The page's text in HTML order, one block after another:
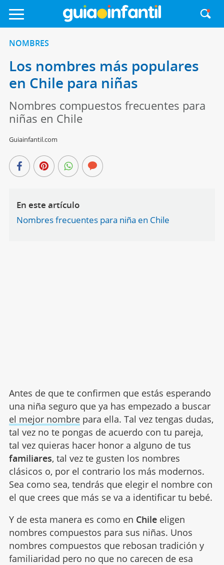
NOMBRES
Los nombres más populares
en Chile para niñas
Nombres compuestos frecuentes para
niñas en Chile
Guiainfantil.com
En este artículo
Nombres frecuentes para niña en Chile
Antes de que te confirmen que estás esperando
una niña seguro que ya has empezado a buscar
el mejor nombrepara ella. Tal vez tengas dudas,
tal vez no te pongas de acuerdo con tu pareja,
tal vez quieras hacer honor a alguno de tus
familiares, tal vez te gusten los nombres
clásicos o, por el contrario los más modernos.
Sea como sea, tendrás que elegir el nombre con
el que crees que más se va a identificar tu bebé.
Y de esta manera es como en Chileeligen
nombres compuestos para sus niñas. Unos
nombres compuestos que rebosan tradición y
familiaridad pero no que no carecen de esa